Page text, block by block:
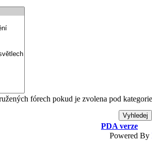
fórech pokud je zvolena pod
PDA verze
Powered By